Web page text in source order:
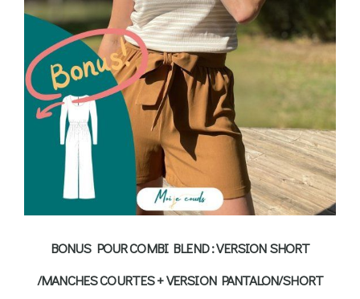
BONUS POUR COMBI BLEND : VERSION SHORT
/MANCHES COURTES + VERSION PANTALON/SHORT